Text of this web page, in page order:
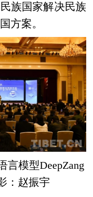
族国家解决民族
方案。
言模型DeepZang
：赵振宇